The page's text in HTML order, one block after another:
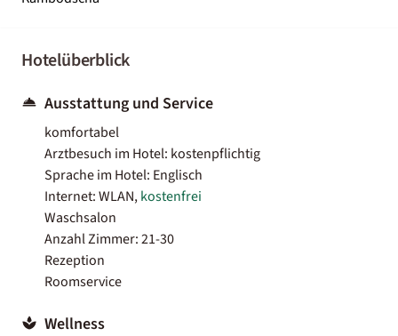
Hotelüberblick
Ausstattung und Service
komfortabel
Arztbesuch im Hotel: kostenpflichtig
Sprache im Hotel: Englisch
Internet: WLAN,kostenfrei
Waschsalon
Anzahl Zimmer: 21-30
Rezeption
Roomservice
Wellness